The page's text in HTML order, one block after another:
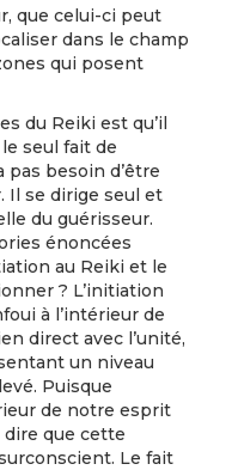
que celui-ci peut
dans le champ
qui posent
du Reiki est qu’il
seul fait de
pas besoin d’être
Il se dirige seul et
du guérisseur.
énoncées
au Reiki et le
? L’initiation
à l’intérieur de
direct avec l’unité,
un niveau
Puisque
de notre esprit
que cette
Le fait